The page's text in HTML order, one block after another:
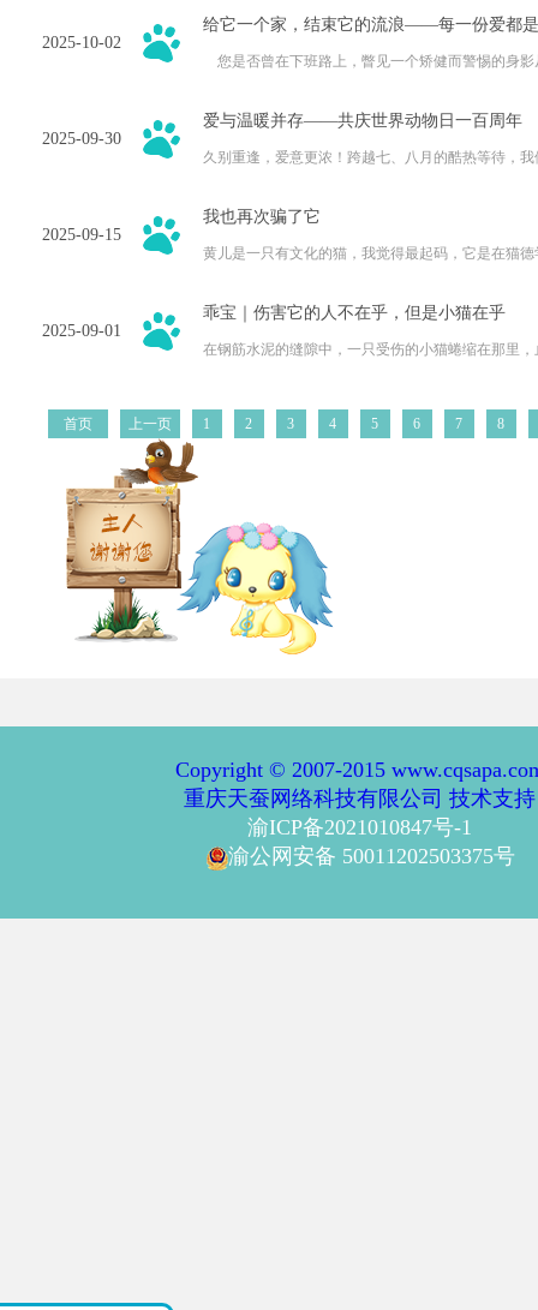
对抗一片漆黑而疼痛的世界。 发现花生时，
2025-10-02
给它一个家，结束它的流浪——每一份爱都
您是否曾在下班路上，瞥见一个矫健而警惕的身
过一双在车底闪烁的、充满渴望又带着恐惧的眼睛？
2025-09-30
爱与温暖并存——共庆世界动物日一百周年
久别重逢，爱意更浓！跨越七、八月的酷热等待，
子再次相约。这场秋天的第一场约会，也恰逢“世界
2025-09-15
我也再次骗了它
黄儿是一只有文化的猫，我觉得最起码，它是在猫
好，也懂得巷子里的猫，很自由却没有归宿的遗憾
2025-09-01
乖宝｜伤害它的人不在乎，但是小猫在乎
在钢筋水泥的缝隙中，一只受伤的小猫蜷缩在那里
首页
上一页 1 2 3 4 5 6 7 8
Copyright © 2007-2015
重庆天蚕网络科技有限公司 技术支持
渝ICP备2021010847号-1
渝公网安备 50011202503375号